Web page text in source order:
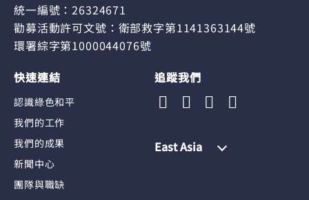
統一編號：26324671
勸募活動許可文號：衛部救字第1141363144號
環署綜字第1000044076號
快速連結
認識綠色和平
我們的工作
我們的成果
新聞中心
團隊與職缺
追蹤我們
East Asia